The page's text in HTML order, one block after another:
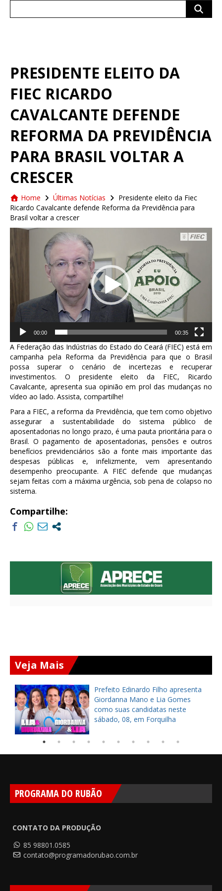
PRESIDENTE ELEITO DA
FIEC RICARDO
CAVALCANTE DEFENDE
REFORMA DA PREVIDÊNCIA
PARA BRASIL VOLTAR A
CRESCER
Home Últimas Notícias
Presidente eleito da Fiec
Ricardo Cavalcante defende Reforma da Previdência para
Brasil voltar a crescer
Tocador
00:00 00:35
A Federação das Indústrias do Estado do Ceará (FIEC) está em
campanha pela Reforma da Previdência para que o Brasil
possa superar o cenário de incertezas e recuperar
investimentos. O presidente eleito da FIEC, Ricardo
Cavalcante, apresenta sua opinião em prol das mudanças no
vídeo ao lado. Assista, compartilhe!
Para a FIEC, a reforma da Previdência, que tem como objetivo
assegurar a sustentabilidade do sistema público de
aposentadorias no longo prazo, é uma pauta prioritária para o
Brasil. O pagamento de aposentadorias, pensões e outros
benefícios previdenciários são a fonte mais importante das
despesas públicas e, infelizmente, vem apresentando
desempenho preocupante. A FIEC defende que mudanças
sejam feitas com a máxima urgência, sob pena de colapso no
sistema.
Compartilhe:
Veja Mais
Prefeito Edinardo Filho apresenta
Giordanna Mano e Lia Gomes
como suas candidatas neste
sábado, 08, em Forquilha
PROGRAMA DO RUBÃO
CONTATO DA PRODUÇÃO
85 98801.0585
contato@programadorubao.com.br